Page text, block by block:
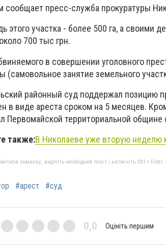
сообщает пресс-служба прокуратуры
этого участка - более 500 га, а своими
700 тыс грн.
в совершении уголовного
(самовольное занятие земельного
районный суд поддержал позицию
в виде ареста сроком на 5 месяцев.
Первомайской территориальной общине
также:В Николаеве уже вторую неделю
помилку, виділіть необхідний текст і натисніть Ctrl +
#арест #суд
0,0 Оцініть першим